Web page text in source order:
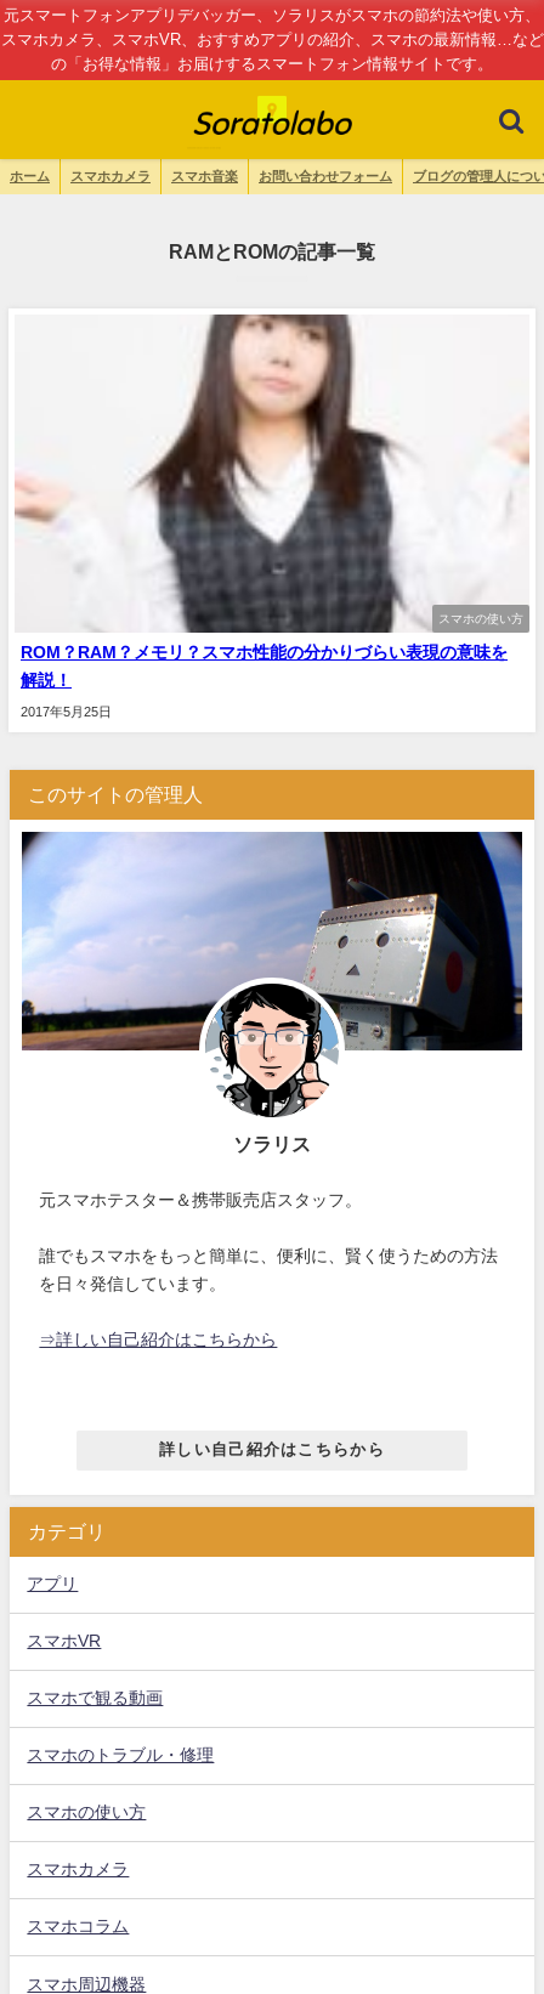
元スマートフォンアプリデバッガー、ソラリスがスマホの節約法や使い方、
スマホカメラ、スマホVR、おすすめアプリの紹介、スマホの最新情報…など
の「お得な情報」お届けするスマートフォン情報サイトです。
ホーム スマホカメラ スマホ音楽 お問い合わせフォーム ブログの管理人につ
RAMとROMの記事一覧
スマホの使い方
ROM？RAM？メモリ？スマホ性能の分かりづらい表現の意味を
解説！
2017年5月25日
このサイトの管理人
ソラリス
元スマホテスター＆携帯販売店スタッフ。
誰でもスマホをもっと簡単に、便利に、賢く使うための方法
を日々発信しています。
⇒詳しい自己紹介はこちらから
詳しい自己紹介はこちらから
カテゴリ
アプリ
スマホVR
スマホで観る動画
スマホのトラブル・修理
スマホの使い方
スマホカメラ
スマホコラム
スマホ周辺機器